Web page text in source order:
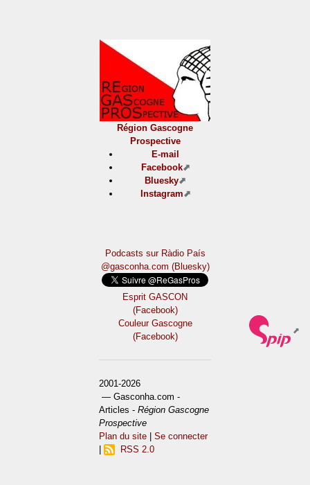
Région Gascogne
Prospective
E-mail
Facebook
Bluesky
Instagram
Podcasts sur Ràdio País
@gasconha.com (Bluesky)
Esprit GASCON
(Facebook)
Couleur Gascogne
(Facebook)
2001-2026
— Gasconha.com -
Articles -Région Gascogne
Prospective
Plan du site |Se connecter
RSS 2.0